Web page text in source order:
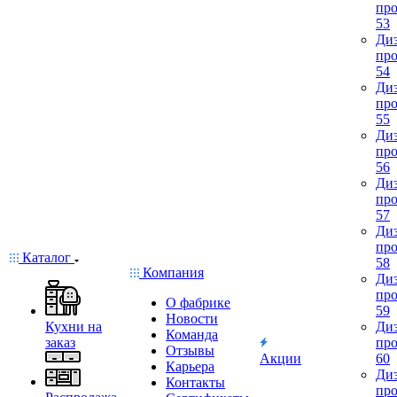
Каталог
Кухни на
заказ
Компания
О фабрике
Новости
Команда
Отзывы
Карьера
Контакты
Акции
53
54
55
56
57
58
59
60